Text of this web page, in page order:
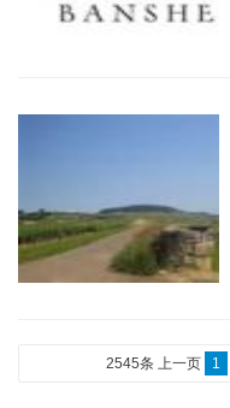
2545条 上一页 1